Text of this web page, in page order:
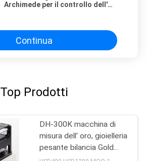
Archimede per il controllo dell'
oro
Continua
Top Prodotti
DH-300K macchina di
misura dell' oro, gioielleria
pesante bilancia Gold
Tester purità rilevatore